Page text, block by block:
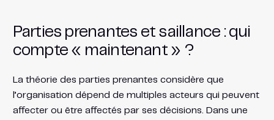
Parties prenantes et saillance : qui
compte « maintenant » ?
La théorie des parties prenantes considère que
l’organisation dépend de multiples acteurs qui peuvent
affecter ou être affectés par ses décisions. Dans une